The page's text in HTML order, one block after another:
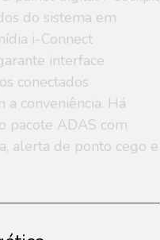
do sistema em
i-Connect
interface
conectados
conveniência. Há
pacote ADAS com
alerta de ponto cego e